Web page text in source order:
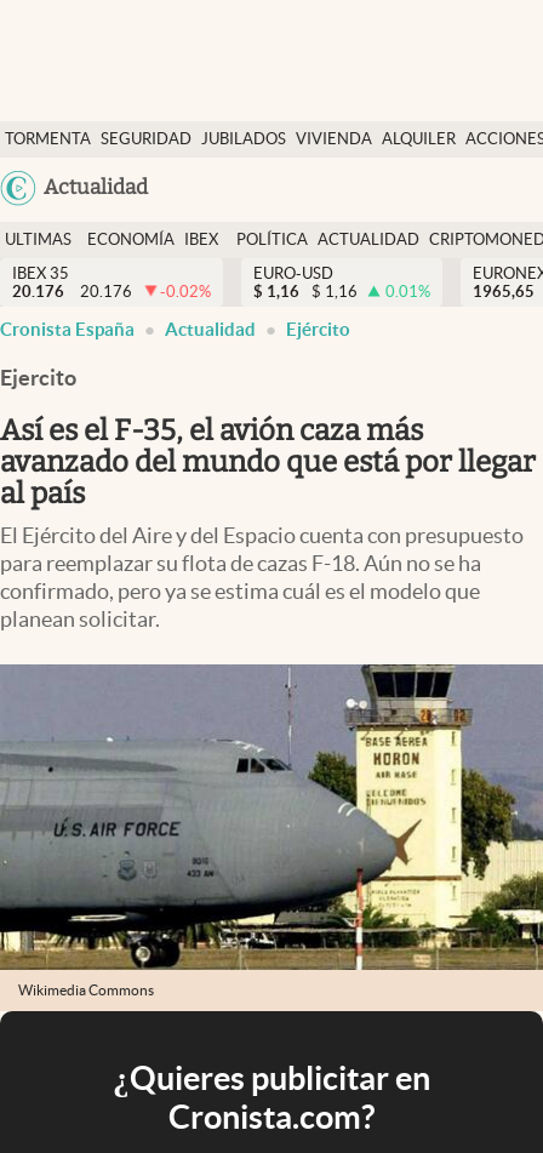
TORMENTA SEGURIDAD JUBILADOS VIVIENDA ALQUILER
USA
Actualidad
Economía y finanzas
Política
Actualidad
Criptomonedas
España
ULTIMAS
NOTICIAS
ECONOMÍA
FINANZAS
IBEX
EURO
POLÍTICA ACTUALIDAD
IBEX 35
20.176
20.176 -0.02%
EURO-USD
$ 1,16 $ 1,16 0.01%
1965,65
Cronista España Actualidad Ejército
Ejercito
Así es el F-35, el avión caza más
avanzado del mundo que está por llegar
al país
El Ejército del Aire y del Espacio cuenta con presupuesto
para reemplazar su flota de cazas F-18. Aún no se ha
confirmado, pero ya se estima cuál es el modelo que
planean solicitar.
Wikimedia Commons
¿Quieres publicitar en
Cronista.com?